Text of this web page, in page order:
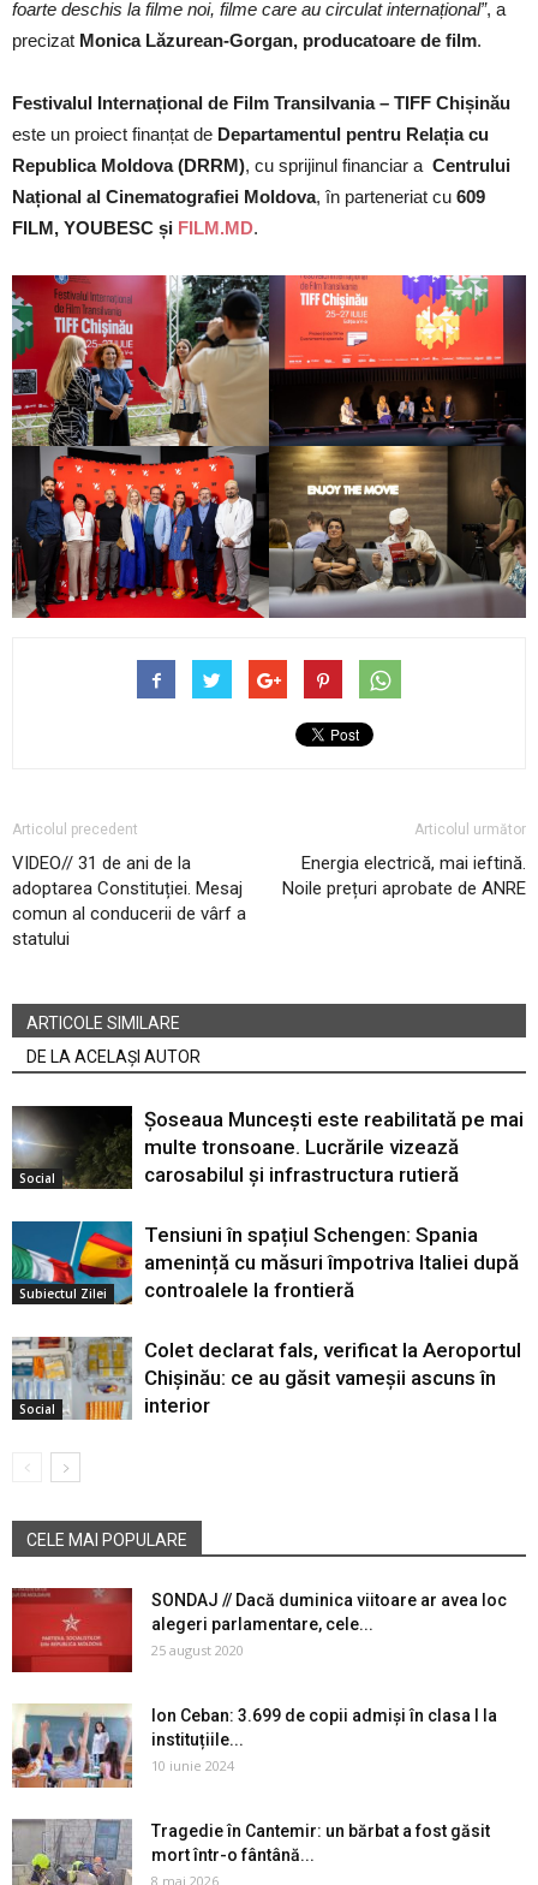
foarte deschis la filme noi, filme care au circulat internațional”, a
precizat Monica Lăzurean-Gorgan, producatoare de film.
Festivalul Internațional de Film Transilvania – TIFF Chișinău
este un proiect finanțat de Departamentul pentru Relația cu
Republica Moldova (DRRM), cu sprijinul financiar a Centrului
Național al Cinematografiei Moldova, în parteneriat cu 609
FILM, YOUBESC și FILM.MD.
Articolul precedent
VIDEO// 31 de ani de la
adoptarea Constituției. Mesaj
comun al conducerii de vârf a
statului
Articolul următor
Energia electrică, mai ieftină.
Noile prețuri aprobate de ANRE
ARTICOLE SIMILARE
DE LA ACELAȘI AUTOR
Social
Șoseaua Muncești este reabilitată pe mai
multe tronsoane. Lucrările vizează
carosabilul și infrastructura rutieră
Subiectul Zilei
Tensiuni în spațiul Schengen: Spania
amenință cu măsuri împotriva Italiei după
controalele la frontieră
Social
Colet declarat fals, verificat la Aeroportul
Chișinău: ce au găsit vameșii ascuns în
interior
CELE MAI POPULARE
SONDAJ // Dacă duminica viitoare ar avea loc
alegeri parlamentare, cele...
25 august 2020
Ion Ceban: 3.699 de copii admiși în clasa I la
instituțiile...
10 iunie 2024
Tragedie în Cantemir: un bărbat a fost găsit
mort într-o fântână...
8 mai 2026